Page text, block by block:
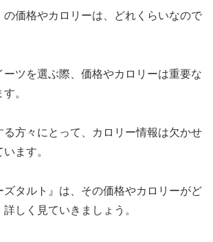
の価格やカロリーは、どれくらいなので
ーツを選ぶ際、価格やカロリーは重要な
。
る方々にとって、カロリー情報は欠かせ
ます。
ズタルト』は、その価格やカロリーがど
しく見ていきましょう。